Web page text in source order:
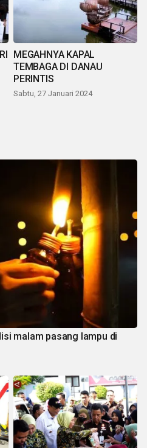
MEGAHNYA KAPAL
TEMBAGA DI DANAU
PERINTIS
Sabtu, 27 Januari 2024
malam pasang lampu di